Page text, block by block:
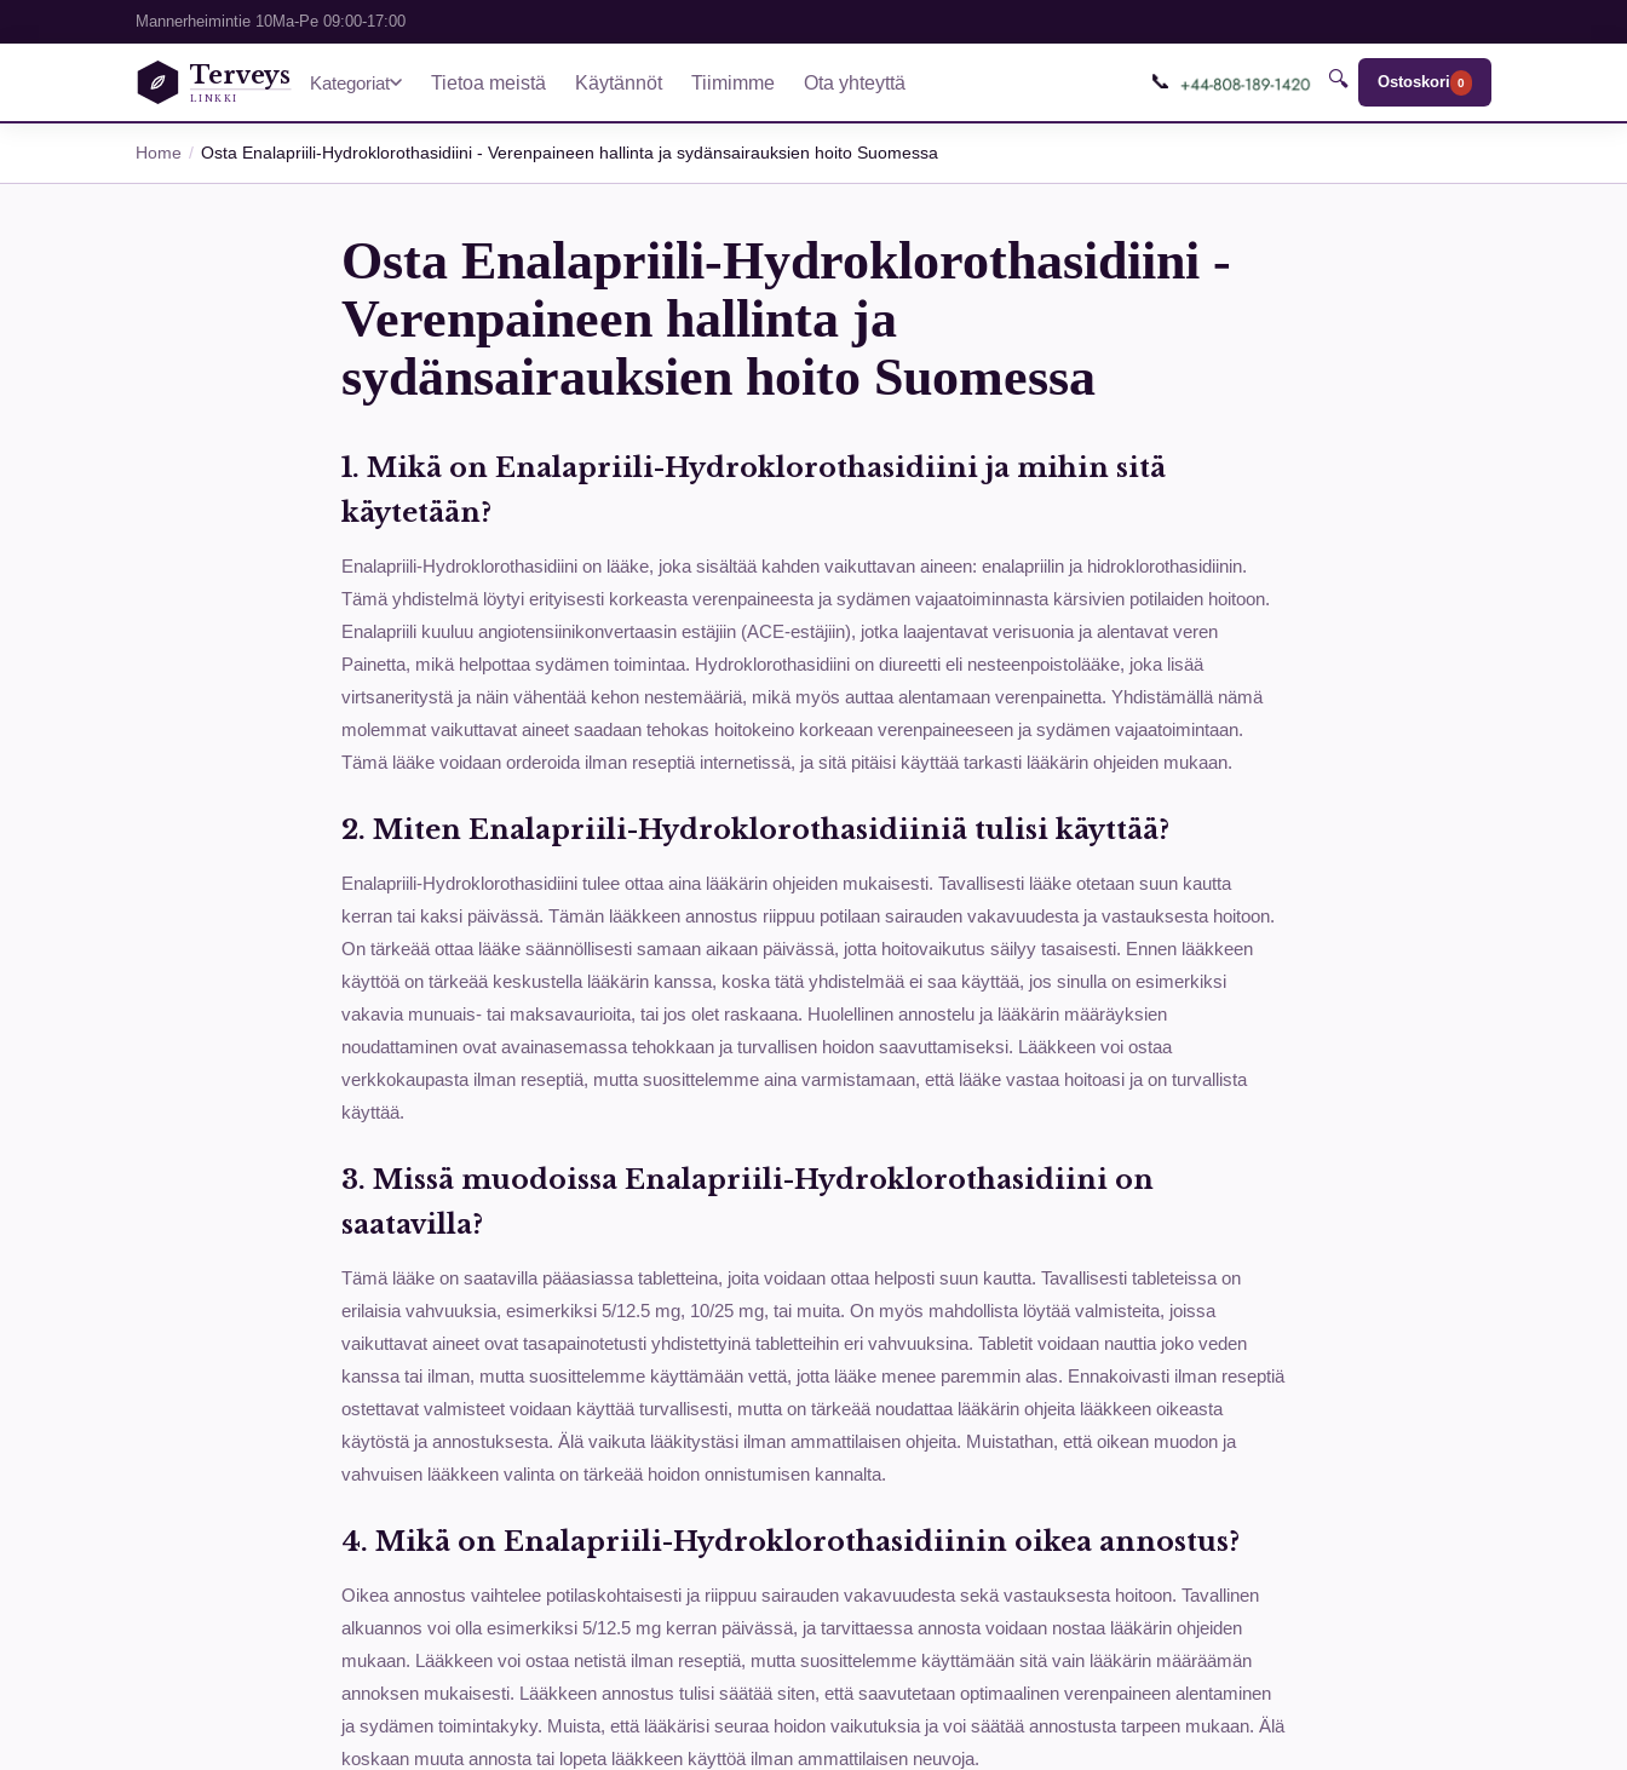
Mannerheimintie 10Ma-Pe 09:00-17:00
Terveys
LINKKI
Kategoriat Tietoa meistä Käytännöt Tiimimme Ota yhteyttä 📞 🔍 Ostoskori 0
Home Osta Enalapriili-Hydroklorothasidiini - Verenpaineen hallinta ja sydänsairauksien hoito Suomessa
Osta Enalapriili-Hydroklorothasidiini -
Verenpaineen hallinta ja
sydänsairauksien hoito Suomessa
1. Mikä on Enalapriili-Hydroklorothasidiini ja mihin sitä
käytetään?
Enalapriili-Hydroklorothasidiini on lääke, joka sisältää kahden vaikuttavan aineen: enalapriilin ja hidroklorothasidiinin.
Tämä yhdistelmä löytyi erityisesti korkeasta verenpaineesta ja sydämen vajaatoiminnasta kärsivien potilaiden hoitoon.
Enalapriili kuuluu angiotensiinikonvertaasin estäjiin (ACE-estäjiin), jotka laajentavat verisuonia ja alentavat veren
Painetta, mikä helpottaa sydämen toimintaa. Hydroklorothasidiini on diureetti eli nesteenpoistolääke, joka lisää
virtsaneritystä ja näin vähentää kehon nestemääriä, mikä myös auttaa alentamaan verenpainetta. Yhdistämällä nämä
molemmat vaikuttavat aineet saadaan tehokas hoitokeino korkeaan verenpaineeseen ja sydämen vajaatoimintaan.
Tämä lääke voidaan orderoida ilman reseptiä internetissä, ja sitä pitäisi käyttää tarkasti lääkärin ohjeiden mukaan.
2. Miten Enalapriili-Hydroklorothasidiiniä tulisi käyttää?
Enalapriili-Hydroklorothasidiini tulee ottaa aina lääkärin ohjeiden mukaisesti. Tavallisesti lääke otetaan suun kautta
kerran tai kaksi päivässä. Tämän lääkkeen annostus riippuu potilaan sairauden vakavuudesta ja vastauksesta hoitoon.
On tärkeää ottaa lääke säännöllisesti samaan aikaan päivässä, jotta hoitovaikutus säilyy tasaisesti. Ennen lääkkeen
käyttöä on tärkeää keskustella lääkärin kanssa, koska tätä yhdistelmää ei saa käyttää, jos sinulla on esimerkiksi
vakavia munuais- tai maksavaurioita, tai jos olet raskaana. Huolellinen annostelu ja lääkärin määräyksien
noudattaminen ovat avainasemassa tehokkaan ja turvallisen hoidon saavuttamiseksi. Lääkkeen voi ostaa
verkkokaupasta ilman reseptiä, mutta suosittelemme aina varmistamaan, että lääke vastaa hoitoasi ja on turvallista
käyttää.
3. Missä muodoissa Enalapriili-Hydroklorothasidiini on
saatavilla?
Tämä lääke on saatavilla pääasiassa tabletteina, joita voidaan ottaa helposti suun kautta. Tavallisesti tableteissa on
erilaisia vahvuuksia, esimerkiksi 5/12.5 mg, 10/25 mg, tai muita. On myös mahdollista löytää valmisteita, joissa
vaikuttavat aineet ovat tasapainotetusti yhdistettyinä tabletteihin eri vahvuuksina. Tabletit voidaan nauttia joko veden
kanssa tai ilman, mutta suosittelemme käyttämään vettä, jotta lääke menee paremmin alas. Ennakoivasti ilman reseptiä
ostettavat valmisteet voidaan käyttää turvallisesti, mutta on tärkeää noudattaa lääkärin ohjeita lääkkeen oikeasta
käytöstä ja annostuksesta. Älä vaikuta lääkitystäsi ilman ammattilaisen ohjeita. Muistathan, että oikean muodon ja
vahvuisen lääkkeen valinta on tärkeää hoidon onnistumisen kannalta.
4. Mikä on Enalapriili-Hydroklorothasidiinin oikea annostus?
Oikea annostus vaihtelee potilaskohtaisesti ja riippuu sairauden vakavuudesta sekä vastauksesta hoitoon. Tavallinen
alkuannos voi olla esimerkiksi 5/12.5 mg kerran päivässä, ja tarvittaessa annosta voidaan nostaa lääkärin ohjeiden
mukaan. Lääkkeen voi ostaa netistä ilman reseptiä, mutta suosittelemme käyttämään sitä vain lääkärin määräämän
annoksen mukaisesti. Lääkkeen annostus tulisi säätää siten, että saavutetaan optimaalinen verenpaineen alentaminen
ja sydämen toimintakyky. Muista, että lääkärisi seuraa hoidon vaikutuksia ja voi säätää annostusta tarpeen mukaan. Älä
koskaan muuta annosta tai lopeta lääkkeen käyttöä ilman ammattilaisen neuvoja.